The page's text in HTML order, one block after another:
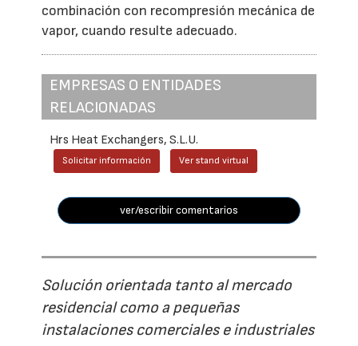
combinación con recompresión mecánica de
vapor, cuando resulte adecuado.
EMPRESAS O ENTIDADES
RELACIONADAS
Hrs Heat Exchangers, S.L.U.
Solicitar información Ver stand virtual
ver/escribir comentarios
Solución orientada tanto al mercado
residencial como a pequeñas
instalaciones comerciales e industriales